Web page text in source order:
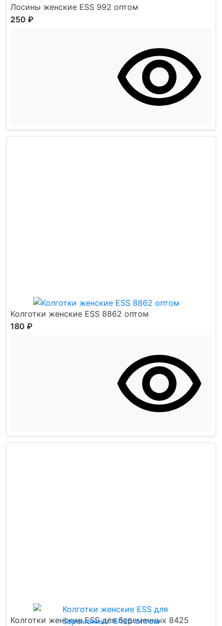
Лосины женские ESS 992 оптом
250 ₽
Колготки женские ESS 8862 оптом
180 ₽
Колготки женские ESS для беременных 8425